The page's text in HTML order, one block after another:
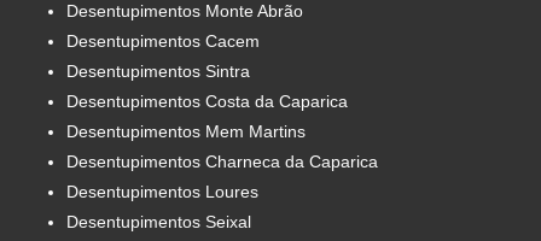
Desentupimentos Monte Abrão
Desentupimentos Cacem
Desentupimentos Sintra
Desentupimentos Costa da Caparica
Desentupimentos Mem Martins
Desentupimentos Charneca da Caparica
Desentupimentos Loures
Desentupimentos Seixal